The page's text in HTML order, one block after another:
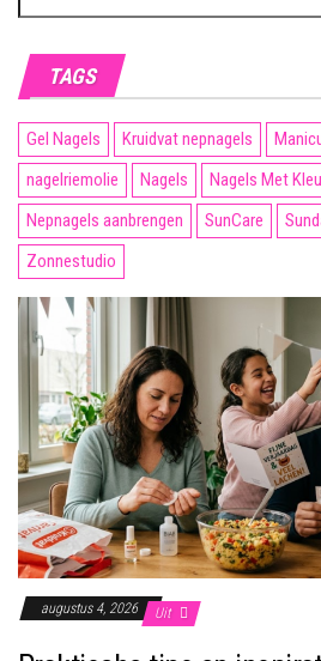
naar:
TAGS
Gel Nagels Kruidvat nepnagels
nagelriemolie
Nagels Nagels Met
Nepnagels aanbrengen
SunCare
Zonnestudio
augustus 4, 2026 Uit